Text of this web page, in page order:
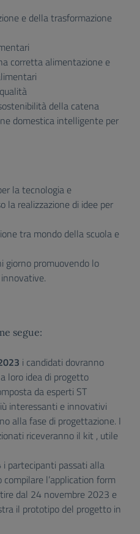
e della trasformazione
corretta alimentazione e
della catena
domestica intelligente per
la tecnologia e
la realizzazione di idee per
tra mondo della scuola e
giorno promuovendo lo
segue:
i candidati dovranno
loro idea di progetto
da esperti ST
interessanti e innovativi
alla fase di progettazione. I
riceveranno il kit , utile
i partecipanti passati alla
l’application form
dal 24 novembre 2023 e
il prototipo del progetto in